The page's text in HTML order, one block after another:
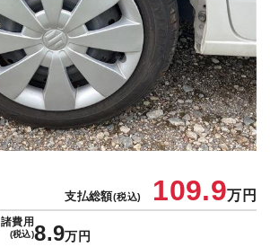
支払総額(税込) 109.9万円
諸費用
(税込)8.9万円